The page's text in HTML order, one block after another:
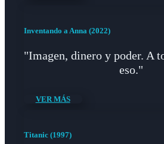
Inventando a Anna (2022)
"Imagen, dinero y poder. A
eso."
VER MÁS
Titanic (1997)